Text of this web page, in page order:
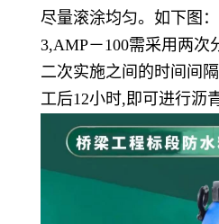
尽量滚涂均匀。如下图：
3,AMP－100需采用两次
二次实施之间的时间间
工后12小时,即可进行沥